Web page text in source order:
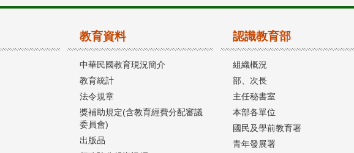
教育資料
中華民國教育現況簡介
教育統計
法令規章
獎補助規定(含教育經費分配審議
委員會)
出版品
認識教育部
組織概況
部、次長
主任秘書室
本部各單位
國民及學前教育署
青年發展署